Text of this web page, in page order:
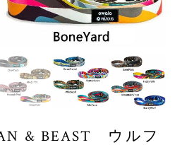
& BEAST ウルフ